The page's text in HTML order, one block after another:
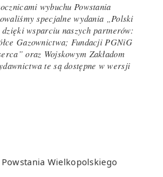
wybuchu Powstania
specjalne wydania „Polski
wsparciu naszych partnerów:
Gazownictwa; Fundacji PGNiG
oraz Wojskowym Zakładom
te są dostępne w wersji
Wielkopolskiego